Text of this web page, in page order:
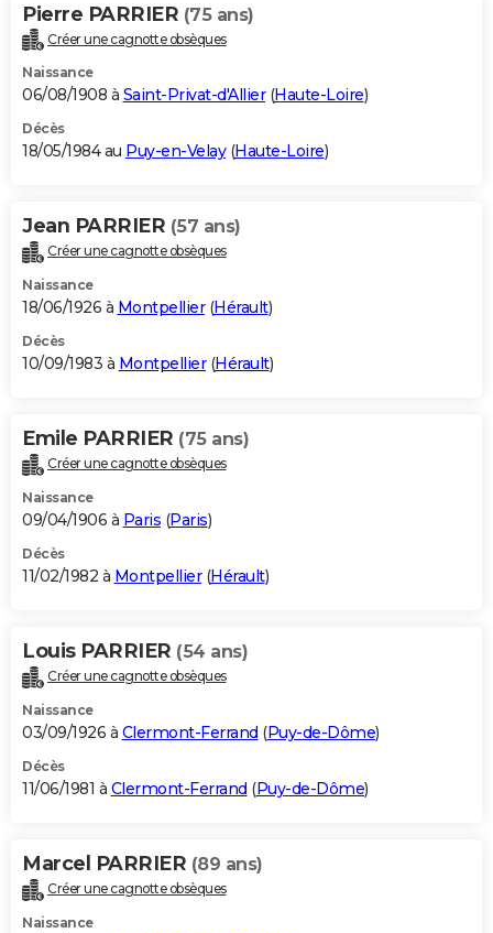
Pierre PARRIER (75 ans)
Créer une cagnotte obsèques
Naissance
06/08/1908 à Saint-Privat-d'Allier(Haute-Loire)
Décès
18/05/1984 au Puy-en-Velay(Haute-Loire)
Jean PARRIER (57 ans)
Créer une cagnotte obsèques
Naissance
18/06/1926 à Montpellier(Hérault)
Décès
10/09/1983 à Montpellier(Hérault)
Emile PARRIER (75 ans)
Créer une cagnotte obsèques
Naissance
09/04/1906 à Paris (Paris)
Décès
11/02/1982 à Montpellier(Hérault)
Louis PARRIER (54 ans)
Créer une cagnotte obsèques
Naissance
03/09/1926 à Clermont-Ferrand (Puy-de-Dôme)
Décès
11/06/1981 à Clermont-Ferrand (Puy-de-Dôme)
Marcel PARRIER (89 ans)
Créer une cagnotte obsèques
Naissance